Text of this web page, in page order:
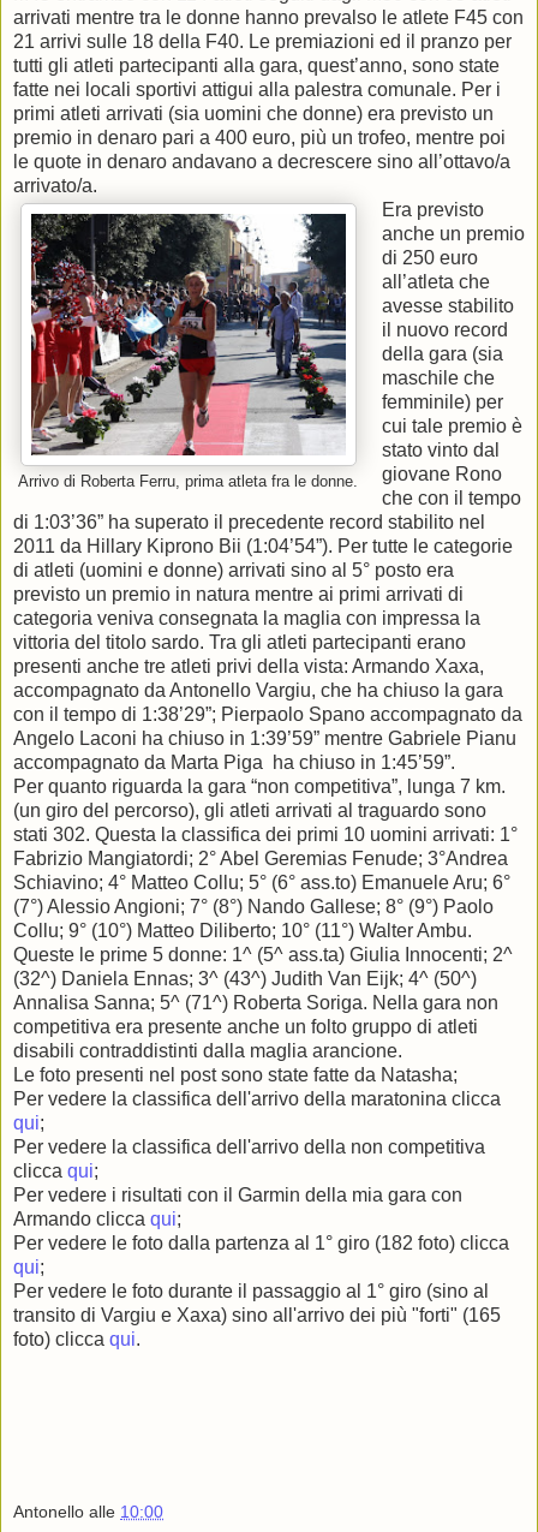
arrivati mentre tra le donne hanno prevalso le atlete F45 con
21 arrivi sulle 18 della F40. Le premiazioni ed il pranzo per
tutti gli atleti partecipanti alla gara, quest’anno, sono state
fatte nei locali sportivi attigui alla palestra comunale. Per i
primi atleti arrivati (sia uomini che donne) era previsto un
premio in denaro pari a 400 euro, più un trofeo, mentre poi
le quote in denaro andavano a decrescere sino all’ottavo/a
arrivato/a.
Arrivo di Roberta Ferru, prima atleta fra le donne.
Era previsto
anche un premio
di 250 euro
all’atleta che
avesse stabilito
il nuovo record
della gara (sia
maschile che
femminile) per
cui tale premio è
stato vinto dal
giovane Rono
che con il tempo
di 1:03’36” ha superato il precedente record stabilito nel
2011 da Hillary Kiprono Bii (1:04’54”). Per tutte le categorie
di atleti (uomini e donne) arrivati sino al 5° posto era
previsto un premio in natura mentre ai primi arrivati di
categoria veniva consegnata la maglia con impressa la
vittoria del titolo sardo. Tra gli atleti partecipanti erano
presenti anche tre atleti privi della vista: Armando Xaxa,
accompagnato da Antonello Vargiu, che ha chiuso la gara
con il tempo di 1:38’29”; Pierpaolo Spano accompagnato da
Angelo Laconi ha chiuso in 1:39’59” mentre Gabriele Pianu
accompagnato da Marta Piga ha chiuso in 1:45’59”.
Per quanto riguarda la gara “non competitiva”, lunga 7 km.
(un giro del percorso), gli atleti arrivati al traguardo sono
stati 302. Questa la classifica dei primi 10 uomini arrivati: 1°
Fabrizio Mangiatordi; 2° Abel Geremias Fenude; 3°Andrea
Schiavino; 4° Matteo Collu; 5° (6° ass.to) Emanuele Aru; 6°
(7°) Alessio Angioni; 7° (8°) Nando Gallese; 8° (9°) Paolo
Collu; 9° (10°) Matteo Diliberto; 10° (11°) Walter Ambu.
Queste le prime 5 donne: 1^ (5^ ass.ta) Giulia Innocenti; 2^
(32^) Daniela Ennas; 3^ (43^) Judith Van Eijk; 4^ (50^)
Annalisa Sanna; 5^ (71^) Roberta Soriga. Nella gara non
competitiva era presente anche un folto gruppo di atleti
disabili contraddistinti dalla maglia arancione.
Le foto presenti nel post sono state fatte da Natasha;
Per vedere la classifica dell'arrivo della maratonina clicca
qui;
Per vedere la classifica dell'arrivo della non competitiva
clicca qui;
Per vedere i risultati con il Garmin della mia gara con
Armando clicca qui;
Per vedere le foto dalla partenza al 1° giro (182 foto) clicca
qui;
Per vedere le foto durante il passaggio al 1° giro (sino al
transito di Vargiu e Xaxa) sino all'arrivo dei più "forti" (165
foto) clicca qui.
Antonello alle 10:00